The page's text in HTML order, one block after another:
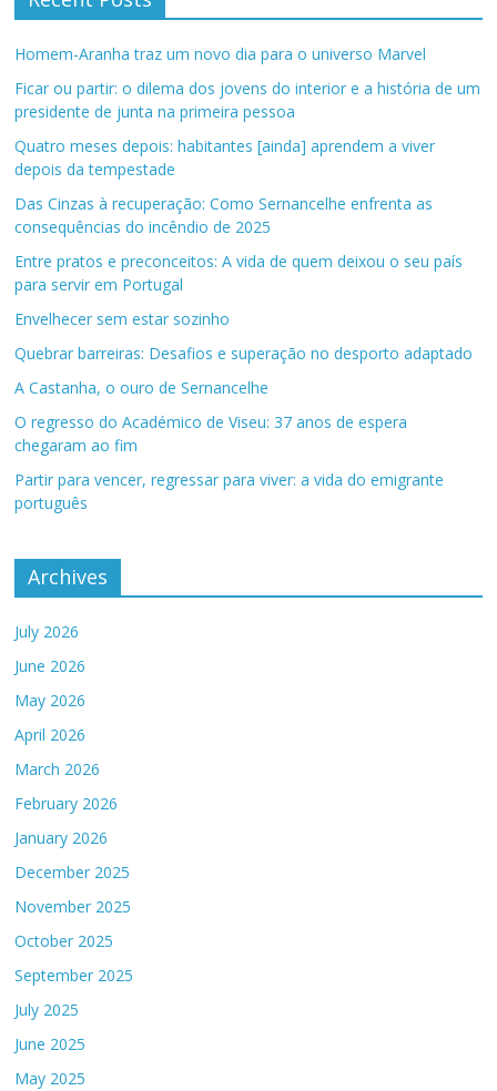
Homem-Aranha traz um novo dia para o universo Marvel
Ficar ou partir: o dilema dos jovens do interior e a história de um
presidente de junta na primeira pessoa
Quatro meses depois: habitantes [ainda] aprendem a viver
depois da tempestade
Das Cinzas à recuperação: Como Sernancelhe enfrenta as
consequências do incêndio de 2025
Entre pratos e preconceitos: A vida de quem deixou o seu país
para servir em Portugal
Envelhecer sem estar sozinho
Quebrar barreiras: Desafios e superação no desporto adaptado
A Castanha, o ouro de Sernancelhe
O regresso do Académico de Viseu: 37 anos de espera
chegaram ao fim
Partir para vencer, regressar para viver: a vida do emigrante
português
Archives
July 2026
June 2026
May 2026
April 2026
March 2026
February 2026
January 2026
December 2025
November 2025
October 2025
September 2025
July 2025
June 2025
May 2025